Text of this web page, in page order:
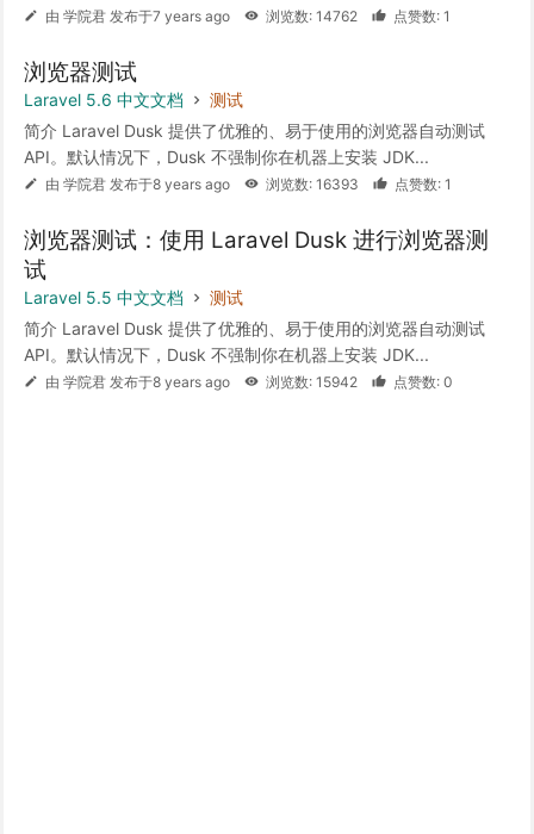
由 学院君 发布于7 years ago 浏览数: 14762 点赞数: 1
浏览器测试
Laravel 5.6 中文文档
测试
简介 Laravel Dusk 提供了优雅的、易于使用的浏览器自动测试
API。默认情况下，Dusk 不强制你在机器上安装 JDK...
由 学院君 发布于8 years ago 浏览数: 16393 点赞数: 1
浏览器测试：使用 Laravel Dusk 进行浏览器测
试
Laravel 5.5 中文文档
测试
简介 Laravel Dusk 提供了优雅的、易于使用的浏览器自动测试
API。默认情况下，Dusk 不强制你在机器上安装 JDK...
由 学院君 发布于8 years ago 浏览数: 15942 点赞数: 0